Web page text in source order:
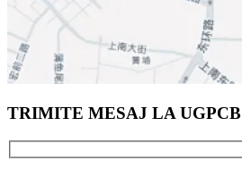
TRIMITE MESAJ LA UGPCB